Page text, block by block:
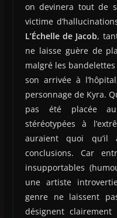
on devinera tout de
victime
L’Échelle de Jacob,
ne laisse guère de
malgré les
son arrivée à
personnage de Kyra.
pas été placée
stéréotypées à
auraient quoi qu’il
conclusions. Car
insupportables
une artiste
genre ne laissent
désignent